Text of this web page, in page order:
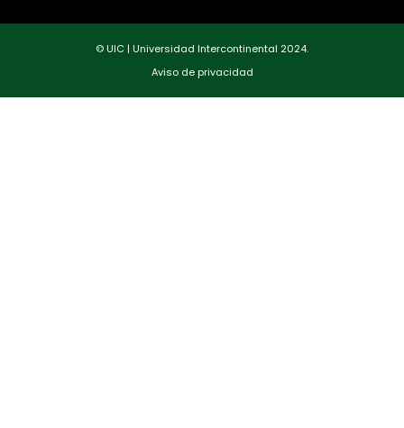
© UIC | Universidad Intercontinental 2024.
Aviso de privacidad